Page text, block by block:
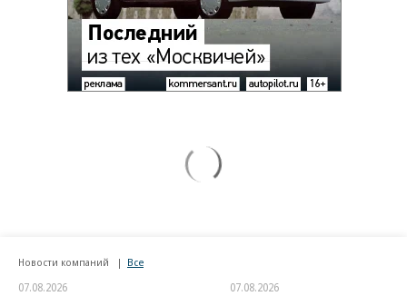
Новости компаний Все
07.08.2026 07.08.2026